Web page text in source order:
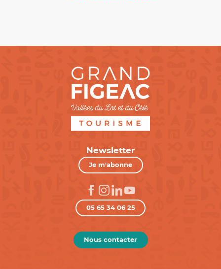
Newsletter
Je m'abonne
05 65 34 06 25
Nous contacter